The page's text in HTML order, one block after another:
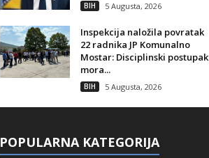
BIH 5 Augusta, 2026
Inspekcija naložila povratak
22 radnika JP Komunalno
Mostar: Disciplinski postupak
mora...
BIH 5 Augusta, 2026
POPULARNA KATEGORIJA